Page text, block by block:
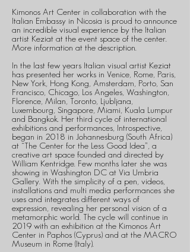
Kimonos Art Center in collaboration with the
Italian Embassy in Nicosia is proud to announce
an incredible visual experience by the Italian
artist Keziat at the event space of the center.
More information at the description.
In the last few years Italian visual artist Keziat
has presented her works in Venice, Rome, Paris,
New York, Hong Kong, Amsterdam, Porto, San
Francisco, Chicago, Los Angeles, Washington,
Florence, Milan, Toronto, Ljubljana,
Luxembourg, Singapore, Miami, Kuala Lumpur
and Bangkok. Her third cycle of international
exhibitions and performances, Introspective,
began in 2018 in Johannesburg (South Africa)
at “The Center for the Less Good Idea”, a
creative art space founded and directed by
William Kentridge. Few months later she was
showing in Washington DC at Via Umbria
Gallery. With the simplicity of a pen, videos,
installations and multi media performances she
uses and integrates different ways of
expression, revealing her personal vision of a
metamorphic world. The cycle will continue in
2019 with an exhibition at the Kimonos Art
Center in Paphos (Cyprus) and at the MACRO
Museum in Rome (Italy).